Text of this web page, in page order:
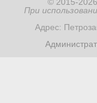
При
Адрес: